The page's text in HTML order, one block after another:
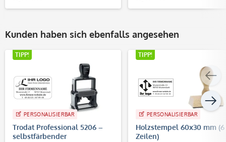
Kunden haben sich ebenfalls angesehen
TIPP!
PERSONALISIERBAR
Trodat Professional 5206 –
selbstfärbender
TIPP!
PERSONALISIERBAR
Holzstempel 60x30 mm (6
Zeilen)